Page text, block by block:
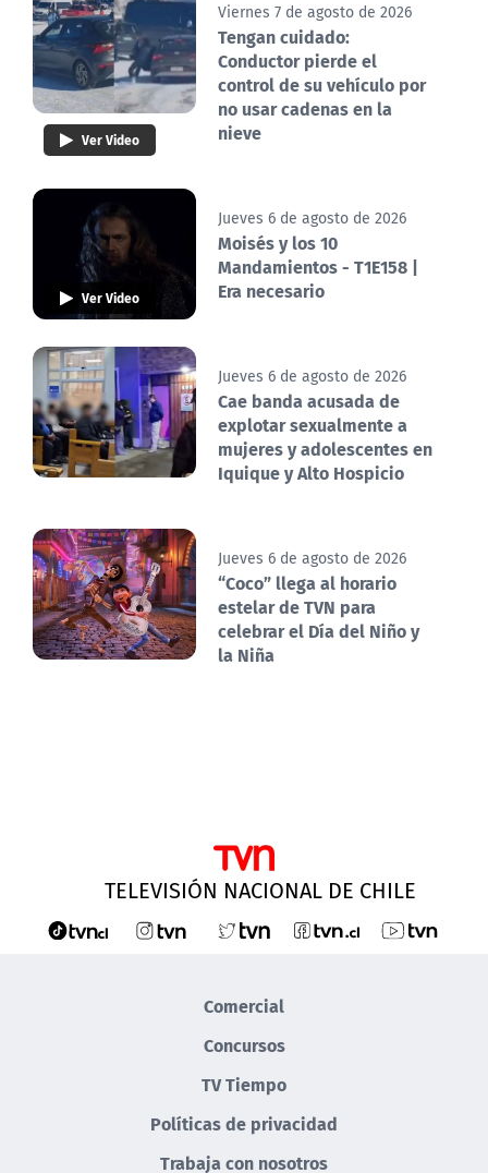
Ver Video
Viernes 7 de agosto de 2026
Tengan cuidado:
Conductor pierde el
control de su vehículo por
no usar cadenas en la
nieve
Ver Video
Jueves 6 de agosto de 2026
Moisés y los 10
Mandamientos - T1E158 |
Era necesario
Jueves 6 de agosto de 2026
Cae banda acusada de
explotar sexualmente a
mujeres y adolescentes en
Iquique y Alto Hospicio
Jueves 6 de agosto de 2026
“Coco” llega al horario
estelar de TVN para
celebrar el Día del Niño y
la Niña
TELEVISIÓN NACIONAL DE CHILE
Comercial
Concursos
TV Tiempo
Políticas de privacidad
Trabaja con nosotros